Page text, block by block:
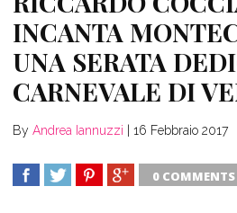
INCANTA
UNA SERATA
CARNEVALE DI
By Andrea Iannuzzi 16 Febbraio 2017
0 COMMENTS